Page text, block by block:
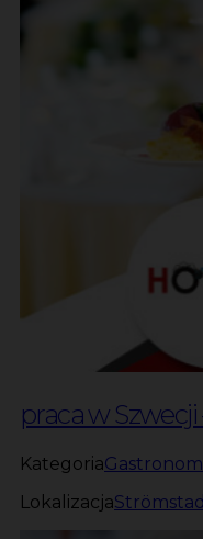
praca w
Kategoria
LokalizacjaStrömstad